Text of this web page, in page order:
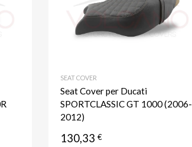
SEAT COVER
Seat Cover per Ducati
SPORTCLASSIC GT 1000 (2006-
2012)
130,33 €